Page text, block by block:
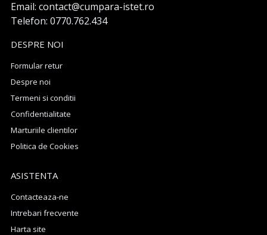
Email: contact@cumpara-istet.ro
Telefon: 0770.762.434
DESPRE NOI
Formular retur
Despre noi
Termeni si conditii
Confidentialitate
Marturiile clientilor
Politica de Cookies
ASISTENTA
Contacteaza-ne
Intrebari frecvente
Harta site